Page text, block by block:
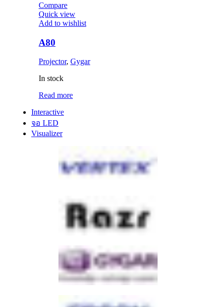
Compare
Quick view
Add to wishlist
A80
Projector, Gygar
In stock
Read more
Interactive
จอ LED
Visualizer